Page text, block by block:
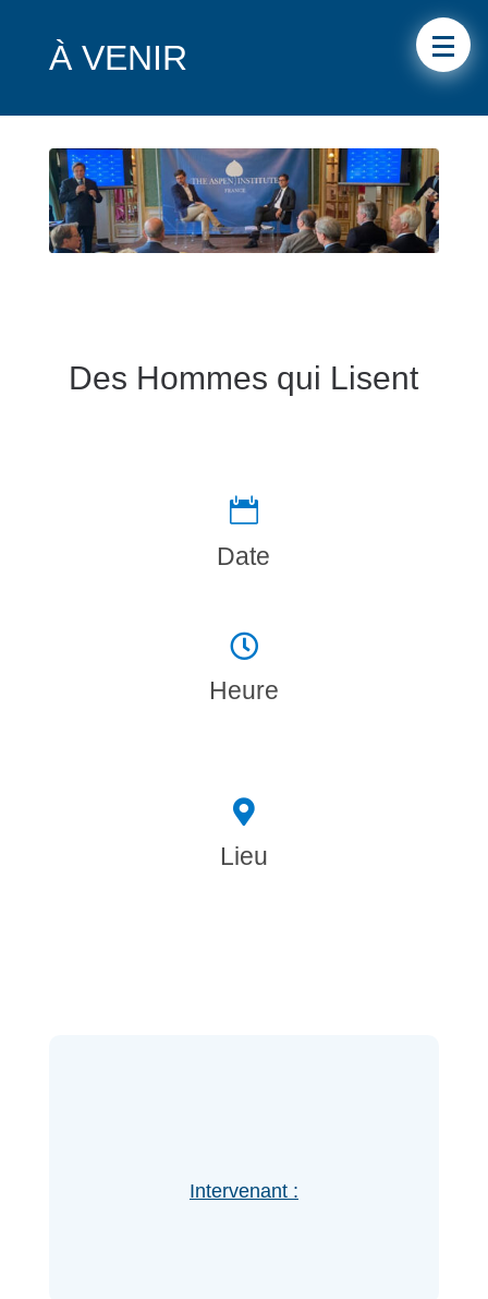
À VENIR
Des Hommes qui Lisent

Date

Heure

Lieu
Intervenant :